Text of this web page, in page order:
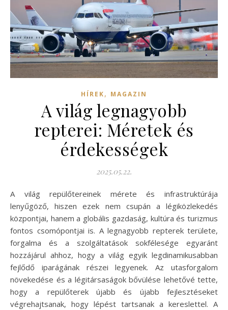
HÍREK, MAGAZIN
A világ legnagyobb
repterei: Méretek és
érdekességek
2025.05.22.
A világ repülőtereinek mérete és infrastruktúrája
lenyűgöző, hiszen ezek nem csupán a légiközlekedés
központjai, hanem a globális gazdaság, kultúra és turizmus
fontos csomópontjai is. A legnagyobb repterek területe,
forgalma és a szolgáltatások sokfélesége egyaránt
hozzájárul ahhoz, hogy a világ egyik legdinamikusabban
fejlődő iparágának részei legyenek. Az utasforgalom
növekedése és a légitársaságok bővülése lehetővé tette,
hogy a repülőterek újabb és újabb fejlesztéseket
végrehajtsanak, hogy lépést tartsanak a kereslettel. A